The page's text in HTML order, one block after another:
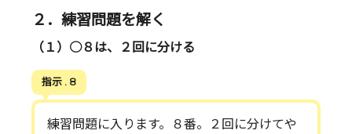
２．練習問題を解く
（１）○８は、２回に分ける
指示 . 8
練習問題に入ります。８番。２回に分けてや